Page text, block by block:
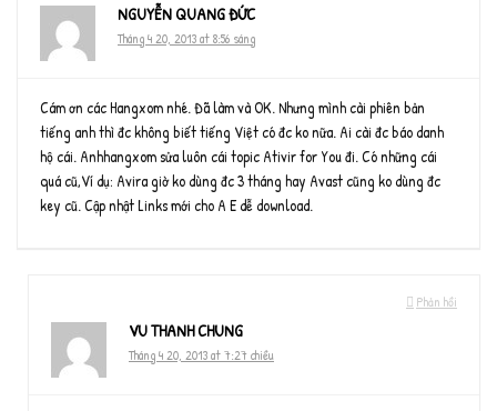
NGUYỄN QUANG ĐỨC
Tháng 4 20, 2013 at 8:56 sáng
Cám ơn các Hangxom nhé. Đã làm và OK. Nhưng mình cài phiên bản
tiếng anh thì đc không biết tiếng Việt có đc ko nữa. Ai cài đc báo danh
hộ cái. Anhhangxom sửa luôn cái topic Ativir for You đi. Có những cái
quá cũ,Ví dụ: Avira giờ ko dùng đc 3 tháng hay Avast cũng ko dùng đc
key cũ. Cập nhật Links mới cho A E dễ download.
Phản hồi
VU THANH CHUNG
Tháng 4 20, 2013 at 7:27 chiều